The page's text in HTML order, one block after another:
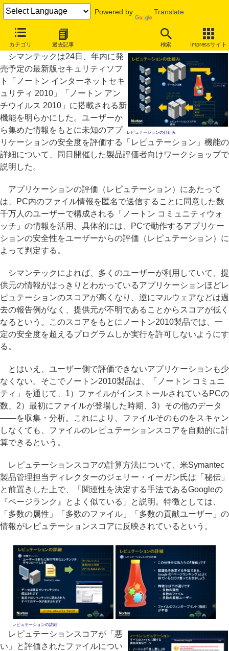
Powered by Translate
カテゴリ 過去記事 検索 Impressサイト
「ノートン2010」は“秘伝”レピュテーションで未知の脅威検出
レピュテーションの仕組み
シマンテックは24日、年内に発
売予定の最新版セキュリティソフ
ト「ノートン インターネットセキ
ュリティ 2010」「ノートン アン
チウイルス 2010」に搭載される新
機能を明らかにした。ユーザーか
ら集めた情報をもとに未知のアプ
リケーションの安全度を評価する「レピュテーション」機能の
詳細について、同日開催した製品評価者向けワークショップで
説明した。
アプリケーションの評価（レピュテーション）にあたって
は、PC内のファイル情報を匿名で送信することに同意した数
千万人のユーザーで構成される「ノートン コミュニティウォ
ッチ」の情報を活用。具体的には、PCで動作するアプリケー
ションの安全性をユーザーからの評価（レピュテーション）に
よって判定する。
シマンテックによれば、多くのユーザーが利用していて、提
供元の情報がはっきりとわかっているアプリケーションほどレ
ピュテーションのスコアが高くなり、逆にマルウェアなどは過
去の報告例がなく、提供元が不明であることからスコアが低く
なるという。このスコアをもとにノートン2010製品では、一
定の安全度を超えるプログラムしか実行を許可しないようにす
る。
とはいえ、ユーザー側で評価できないアプリケーションも少
なくない。そこでノートン2010製品は、「ノートン コミュニ
ティ」を通じて、1）ファイルがインストールされているPCの
数、2）最初にファイルが登場した時期、3）その他のデータ
――を収集・分析。これにより、ファイルそのものをスキャン
しなくても、ファイルのレピュテーションスコアを自動的に計
算できるという。
レピュテーションスコアの計算方法について、米Symantec
製品管理担当ディレクターのジェリー・イーガン氏は「秘伝」
と前置きした上で、「関連性を決定する手法であるGoogleの
『ページランク』とよく似ている」と説明。特徴としては、
「多数の属性」「多数のファイル」「多数の貢献ユーザー」の
情報がレピュテーションスコアに反映されているという。
レピュテーションの詳細
レピュテーションスコアが「悪
い」と評価されたファイルについ